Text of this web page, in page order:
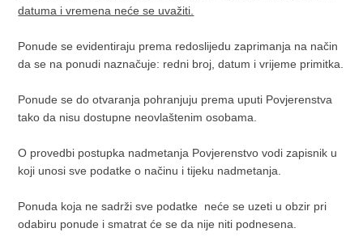
datuma i vremena neće se uvažiti.
Ponude se evidentiraju prema redoslijedu zaprimanja na način
da se na ponudi naznačuje: redni broj, datum i vrijeme primitka.
Ponude se do otvaranja pohranjuju prema uputi Povjerenstva
tako da nisu dostupne neovlaštenim osobama.
O provedbi postupka nadmetanja Povjerenstvo vodi zapisnik u
koji unosi sve podatke o načinu i tijeku nadmetanja.
Ponuda koja ne sadrži sve podatke neće se uzeti u obzir pri
odabiru ponude i smatrat će se da nije niti podnesena.